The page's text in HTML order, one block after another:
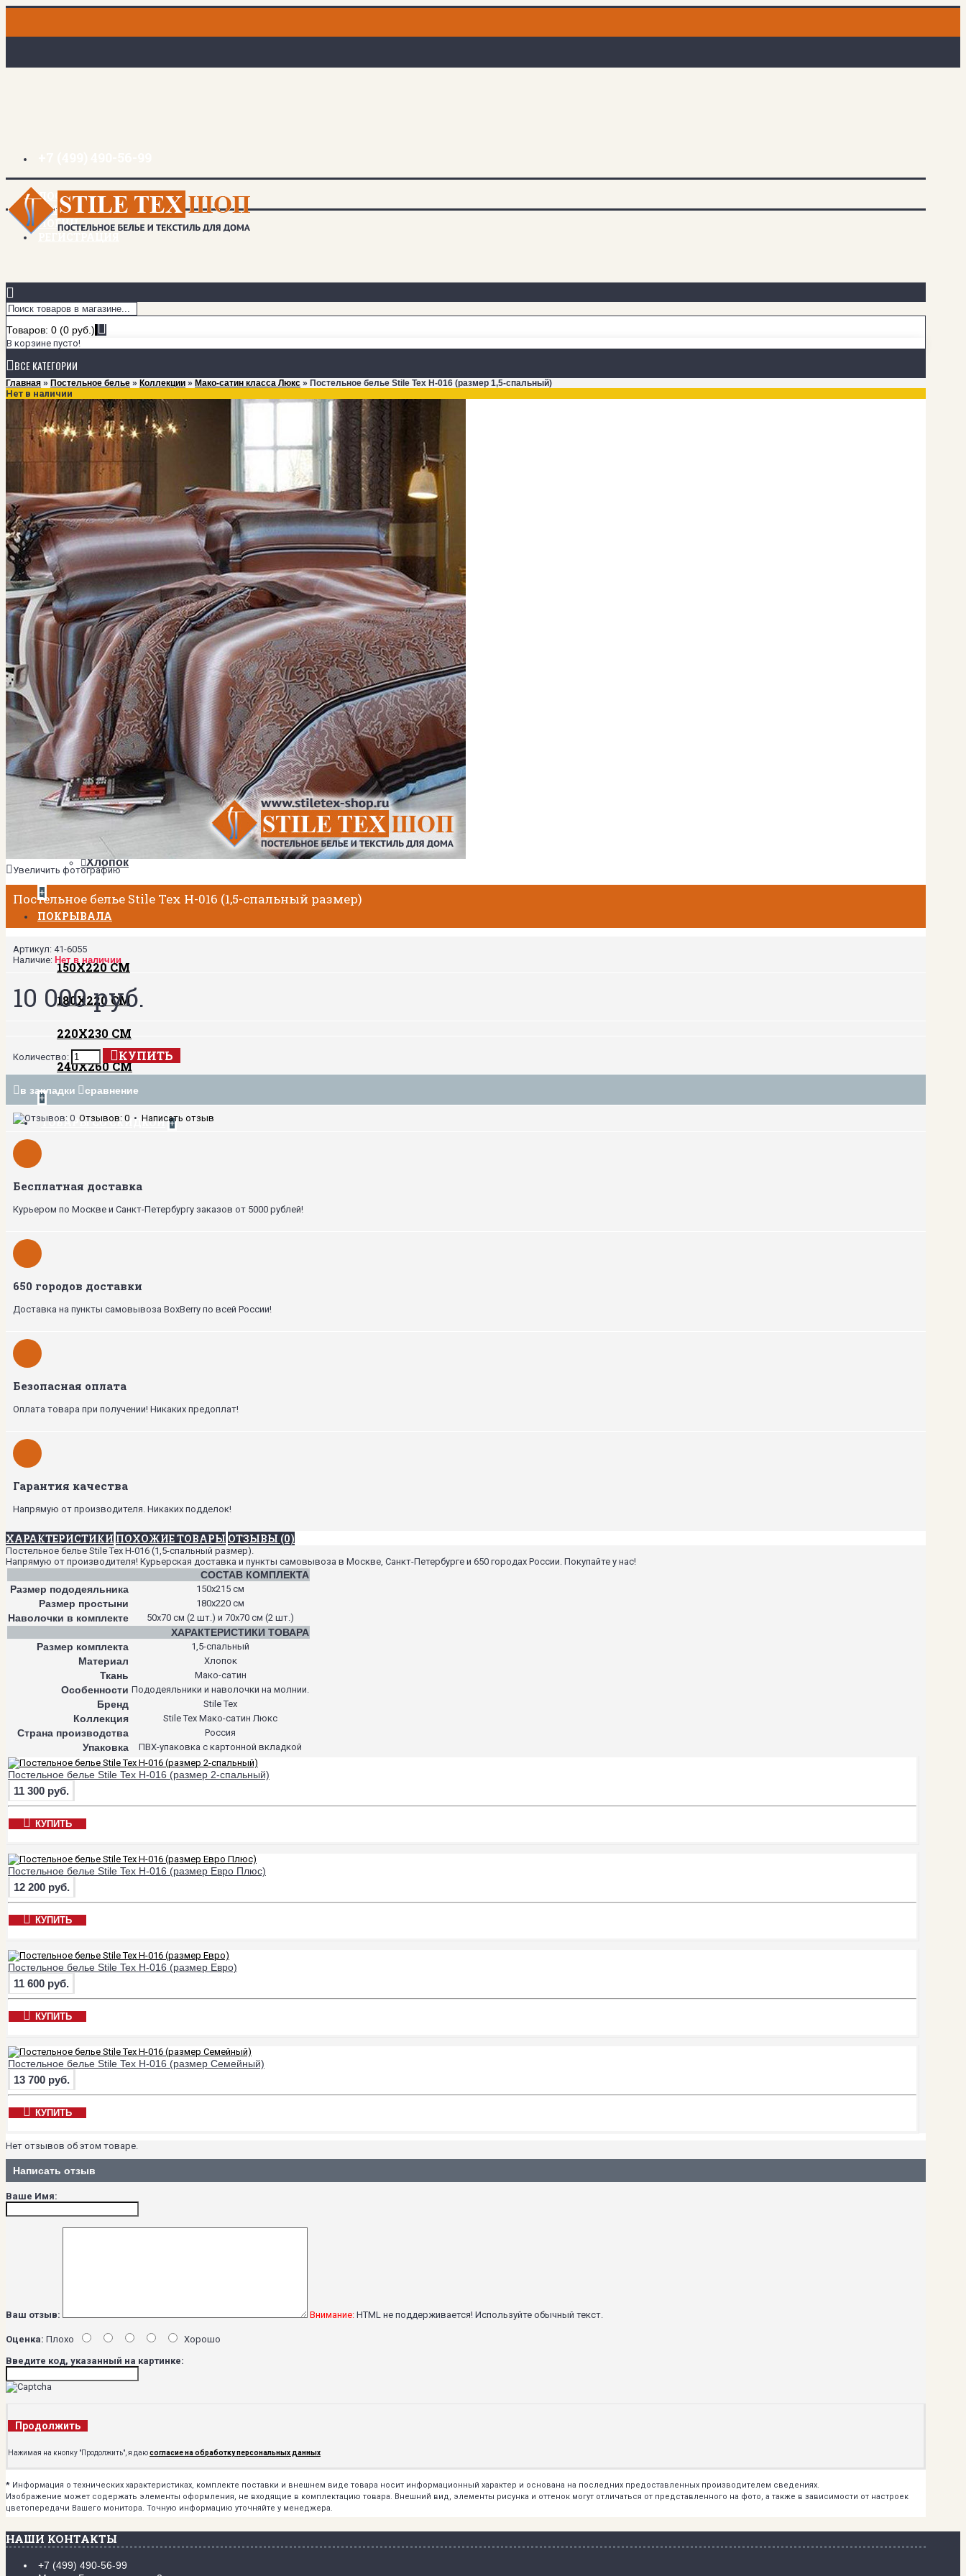
ДОСТАВКА И ОПЛАТА
ЗАКЛАДКИ (0)
ЛОГИН
Товаров: 0 (0 руб.)
В корзине пусто!
ВСЕ КАТЕГОРИИ
+
ПОСТЕЛЬНОЕ БЕЛЬЕ
КОЛЛЕКЦИИ
Мако-сатин класса Люкс
Мако-сатин однотонный
Сатин
Тенсел
РАЗМЕРЫ
1,5-спальный
2-спальный
Евро
Евро Плюс
Семейный
ТКАНИ
Мако-сатин
Сатин
МАТЕРИАЛЫ
Тенсел
Хлопок
+
ПОКРЫВАЛА
150Х220 СМ
180Х220 СМ
220Х230 СМ
240Х260 СМ
+
ТОВАРЫ СО СКИДКОЙ +
Главная » Постельное белье » Коллекции » Мако-сатин класса Люкс » Постельное белье Stile Tex H-016 (размер 1,5-спальный)
Нет в наличии
Увеличить фотографию
Постельное белье Stile Tex H-016 (1,5-спальный размер)
Артикул: 41-6055
Наличие: Нет в наличии
10 000 руб.
Количество: КУПИТЬ
в закладки сравнение
Отзывов: 0 • Написать отзыв
Бесплатная доставка
Курьером по Москве и Санкт-Петербургу заказов от 5000 рублей!
650 городов доставки
Доставка на пункты самовывоза BoxBerry по всей России!
Безопасная оплата
Оплата товара при получении! Никаких предоплат!
Гарантия качества
Напрямую от производителя. Никаких подделок!
ХАРАКТЕРИСТИКИ ПОХОЖИЕ ТОВАРЫ ОТЗЫВЫ (0)
Постельное белье Stile Tex H-016 (1,5-спальный размер).
Напрямую от производителя! Курьерская доставка и пункты самовывоза в Москве, Санкт-Петербурге и 650 городах России. Покупайте у нас!
СОСТАВ КОМПЛЕКТА
Размер пододеяльника
150х215 см
Размер простыни 180х220 см
Наволочки в комплекте 50х70 см (2 шт.) и 70х70 см (2 шт.)
ХАРАКТЕРИСТИКИ ТОВАРА
Размер комплекта
1,5-спальный
Материал Хлопок
Ткань Мако-сатин
Особенности Пододеяльники и наволочки на молнии.
Бренд Stile Tex
Коллекция Stile Tex Мако-сатин Люкс
Страна производства Россия
Упаковка ПВХ-упаковка с картонной вкладкой
Постельное белье Stile Tex H-016 (размер 2-спальный)
11 300 руб.
КУПИТЬ
Постельное белье Stile Tex H-016 (размер Евро Плюс)
12 200 руб.
КУПИТЬ
Постельное белье Stile Tex H-016 (размер Евро)
11 600 руб.
КУПИТЬ
Постельное белье Stile Tex H-016 (размер Семейный)
13 700 руб.
КУПИТЬ
Нет отзывов об этом товаре.
Написать отзыв
Ваше Имя:
Ваш отзыв: Внимание: HTML не поддерживается! Используйте обычный текст.
Оценка: Плохо
Хорошо
Введите код, указанный на картинке:
Продолжить
Нажимая на кнопку "Продолжить", я даюсогласие на обработку персональных данных
* Информация о технических характеристиках, комплекте поставки и внешнем виде товара носит информационный характер и основана на последних предоставленных производителем сведениях.
Изображение может содержать элементы оформления, не входящие в комплектацию товара. Внешний вид, элементы рисунка и оттенок могут отличаться от представленного на фото, а также в зависимости от настроек
цветопередачи Вашего монитора. Точную информацию уточняйте у менеджера.
НАШИ КОНТАКТЫ
+7 (499) 490-56-99